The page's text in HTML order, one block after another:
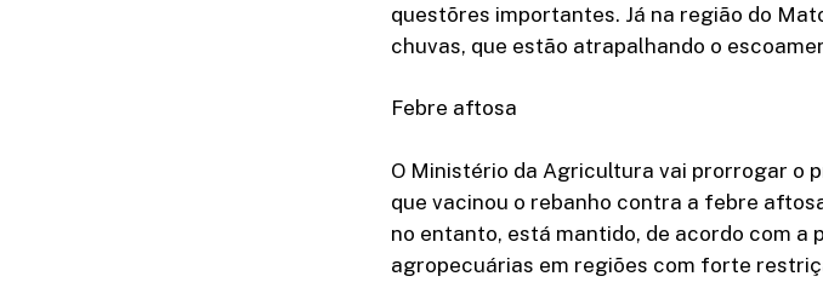
questõres importantes. Já na região do
chuvas, que estão atrapalhando o
Febre aftosa
O Ministério da Agricultura vai prorrogar o
que vacinou o rebanho contra a febre
no entanto, está mantido, de acordo com a
agropecuárias em regiões com forte